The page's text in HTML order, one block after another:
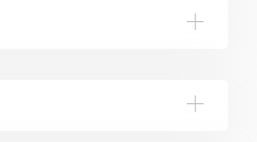
リセリン、ミツロウ、グリ
脂質0.72ｇ-ｎ－3系脂肪